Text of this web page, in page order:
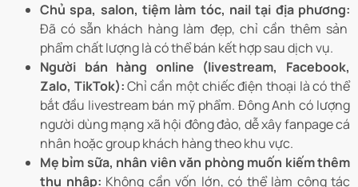
Chủ spa, salon, tiệm làm tóc, nail tại địa phương:
Đã có sẵn khách hàng làm đẹp, chỉ cần thêm sản
phẩm chất lượng là có thể bán kết hợp sau dịch vụ.
Người bán hàng online (livestream, Facebook,
Zalo, TikTok):Chỉ cần một chiếc điện thoại là có thể
bắt đầu livestream bán mỹ phẩm. Đông Anh có lượng
người dùng mạng xã hội đông đảo, dễ xây fanpage cá
nhân hoặc group khách hàng theo khu vực.
Mẹ bỉm sữa, nhân viên văn phòng muốn kiếm thêm
thu nhập: Không cần vốn lớn, có thể làm cộng tác